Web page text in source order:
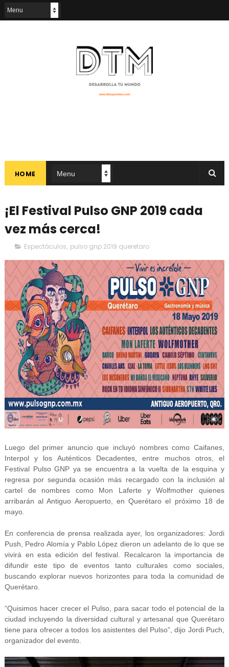
HOME
¡El Festival Pulso GNP 2019 cada
vez más cerca!
Espectáculos, pulso gnp 2019 queretaro
Luego del primer anuncio que incluyó nombres como Caifanes,
Interpol y los Auténticos Decadentes, entre muchos otros, el
Festival Pulso GNP ya se encuentra a la vuelta de la esquina y
regresa por segunda ocasión más recargado con la inclusión al
cartel de nombres como Mon Laferte y Wolfmother quienes
arribarán al Antiguo Aeropuerto, en Querétaro el próximo 18 de
mayo.
En conferencia de prensa realizada ayer, los organizadores: Jordi
Push, Pedro Alomía y Pablo López dieron un adelanto de lo que se
vivirá en esta edición del festival. Recalcaron la importancia de
difundir este tipo de eventos tanto culturales como sociales,
buscando explorar nuevos horizontes para toda la comunidad de
Querétaro.
“Quisimos hacer crecer el Pulso, para sacar todo el potencial de la
ciudad incluyendo la diversidad cultural y artesanal que Querétaro
tiene para ofrecer a todos los asistentes del Pulso”, dijo Jordi Puch,
organizador del evento.